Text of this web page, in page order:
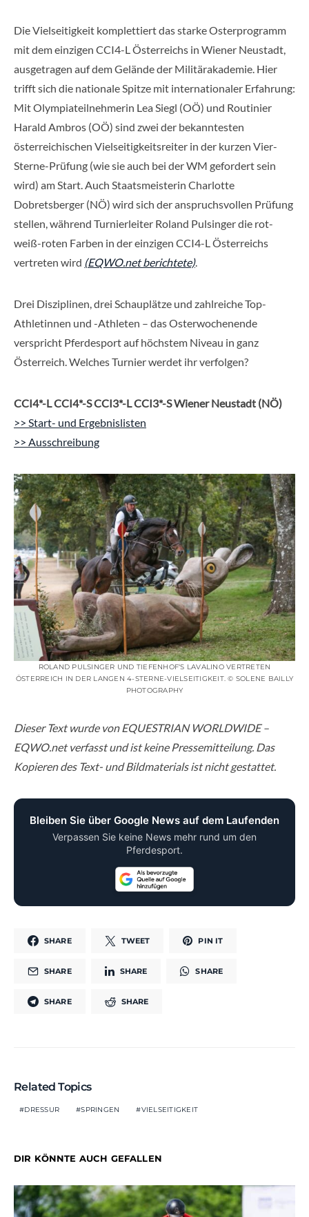
Die Vielseitigkeit komplettiert das starke Osterprogramm
mit dem einzigen CCI4-L Österreichs in Wiener Neustadt,
ausgetragen auf dem Gelände der Militärakademie. Hier
trifft sich die nationale Spitze mit internationaler Erfahrung:
Mit Olympiateilnehmerin Lea Siegl (OÖ) und Routinier
Harald Ambros (OÖ) sind zwei der bekanntesten
österreichischen Vielseitigkeitsreiter in der kurzen Vier-
Sterne-Prüfung (wie sie auch bei der WM gefordert sein
wird) am Start. Auch Staatsmeisterin Charlotte
Dobretsberger (NÖ) wird sich der anspruchsvollen Prüfung
stellen, während Turnierleiter Roland Pulsinger die rot-
weiß-roten Farben in der einzigen CCI4-L Österreichs
vertreten wird (EQWO.net berichtete).
Drei Disziplinen, drei Schauplätze und zahlreiche Top-
Athletinnen und -Athleten – das Osterwochenende
verspricht Pferdesport auf höchstem Niveau in ganz
Österreich. Welches Turnier werdet ihr verfolgen?
CCI4*-L CCI4*-S CCI3*-L CCI3*-S Wiener Neustadt (NÖ)
>> Start- und Ergebnislisten
>> Ausschreibung
ROLAND PULSINGER UND TIEFENHOF‘S LAVALINO VERTRETEN
ÖSTERREICH IN DER LANGEN 4-STERNE-VIELSEITIGKEIT. © SOLENE BAILLY
PHOTOGRAPHY
Dieser Text wurde von EQUESTRIAN WORLDWIDE –
EQWO.net verfasst und ist keine Pressemitteilung. Das
Kopieren des Text- und Bildmaterials ist nicht gestattet.
Bleiben Sie über Google News auf dem Laufenden
Verpassen Sie keine News mehr rund um den
Pferdesport.
SHARE TWEET PIN IT
SHARE SHARE SHARE
SHARE SHARE
Related Topics
DRESSUR SPRINGEN VIELSEITIGKEIT
DIR KÖNNTE AUCH GEFALLEN